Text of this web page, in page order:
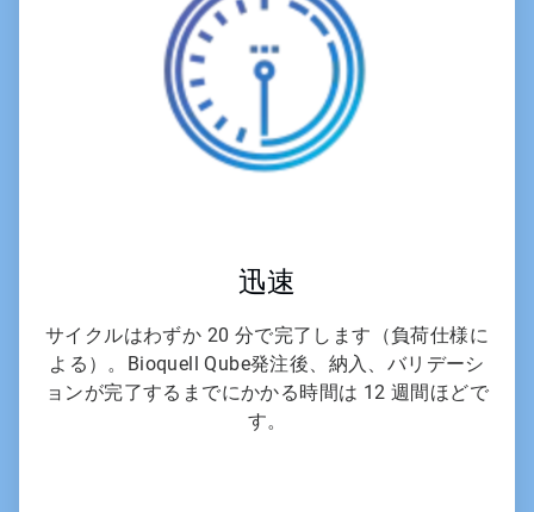
迅速
サイクルはわずか 20 分で完了します（負荷仕様に
よる）。Bioquell Qube発注後、納入、バリデーシ
ョンが完了するまでにかかる時間は 12 週間ほどで
す。